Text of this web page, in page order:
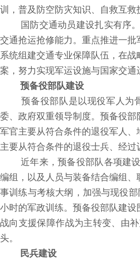
训，普及防空防灾知识、自救互
国防交通动员建设扎实有序
交通抢运抢修能力。重点推进一
系统组建交通专业保障队伍，在
案，努力实现军运设施与国家交
预备役部队建设
预备役部队是以现役军人为
委、政府双重领导制度。预备役
军官主要从符合条件的退役军人
主要从符合条件的退役士兵、经
近年来，预备役部队各项建
编组，以及人员与装备结合编组
事训练与考核大纲，加强与现役
小时的军政训练。预备役部队建
战向支援保障作战为主转变、由
头。
民兵建设